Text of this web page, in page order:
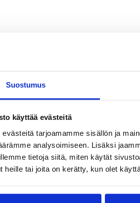
Suostumus
käyttää evästeitä
evästeitä tarjoamamme sisällön ja
analysoimiseen. Lisäksi
tietoja siitä, miten käytät
heille tai joita on kerätty, kun olet
ulkomailla